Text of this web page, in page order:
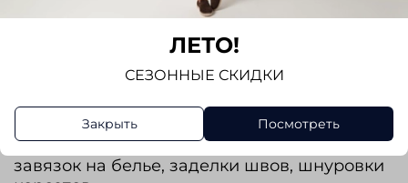
Альма - прикладная хлопчатобумажная
тесьма, шириной 15-20 мм, полученная
двухпрядным плетением из суровой
крученой пряжи. Может быть отбеленной и
гладкокрашенной. Используется для
завязок на белье, заделки швов, шнуровки
ЛЕТО!
СЕЗОННЫЕ СКИДКИ
Закрыть Посмотреть